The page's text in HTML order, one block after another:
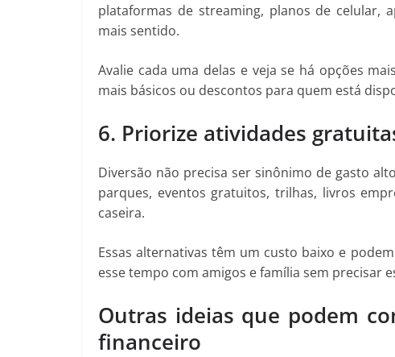
plataformas de streaming, planos de celular,
mais sentido.
Avalie cada uma delas e veja se há opções
mais básicos ou descontos para quem está
6. Priorize atividades
Diversão não precisa ser sinônimo de gasto
parques, eventos gratuitos, trilhas, livros
caseira.
Essas alternativas têm um custo baixo e
esse tempo com amigos e família sem precisar
Outras ideias que podem
financeiro